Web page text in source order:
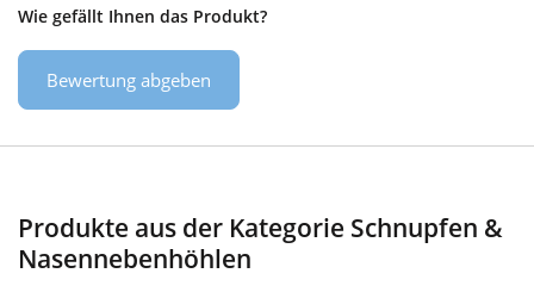
Wie gefällt Ihnen das Produkt?
Bewertung abgeben
Produkte aus der Kategorie Schnupfen &
Nasennebenhöhlen